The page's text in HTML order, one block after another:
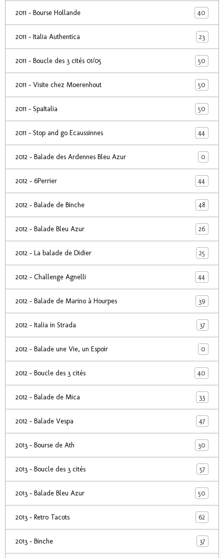
2011 - Bourse Hollande 40
2011 - Italia Authentica 23
2011 - Boucle des 3 cités 01/05 50
2011 - Visite chez Moerenhout 50
2011 - SpaItalia 50
2011 - Stop and go Ecaussinnes 44
2012 - Balade des Ardennes Bleu Azur 0
2012 - 6Perrier 44
2012 - Balade de Binche 48
2012 - Balade Bleu Azur 26
2012 - La balade de Didier 25
2012 - Challenge Agnelli 44
2012 - Balade de Marino à Hourpes 39
2012 - Italia in Strada 37
2012 - Balade une Vie, un Espoir 0
2012 - Boucle des 3 cités 40
2012 - Balade de Mica 33
2012 - Balade Vespa 47
2013 - Bourse de Ath 30
2013 - Boucle des 3 cités 57
2013 - Balade Bleu Azur 50
2013 - Retro Tacots 62
2013 - Binche 37